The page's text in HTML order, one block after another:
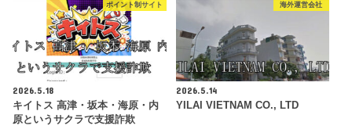
ポイント制サイト
2026.5.18
キイトス 高津・坂本・海原・内
原というサクラで支援詐欺
海外運営会社
2026.5.14
YILAI VIETNAM CO., LTD